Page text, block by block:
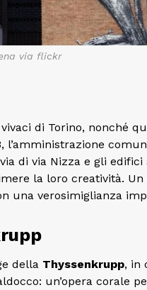
via flickr
di Torino, nonché
l’amministrazione
di via Nizza e gli
la loro creatività. Un
una verosimiglianza
della Thyssenkrupp, in
un’opera corale